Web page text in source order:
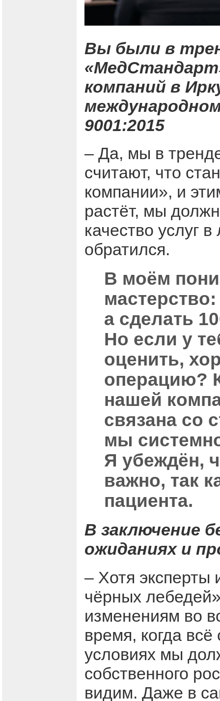
Вы были в
компаний в
9001:2015
– Да, мы в
считают, что
компании», и
растёт, мы
качество услуг
обратился.
В моём
а сделать
Но если у
оценить,
операцию?
нашей
связана со
мы
Я убеждён,
важно, так
пациента.
В заключение
ожиданиях и
– Хотя эксперты
чёрных
изменениям во
время, когда
условиях мы
собственного
видим. Даже в